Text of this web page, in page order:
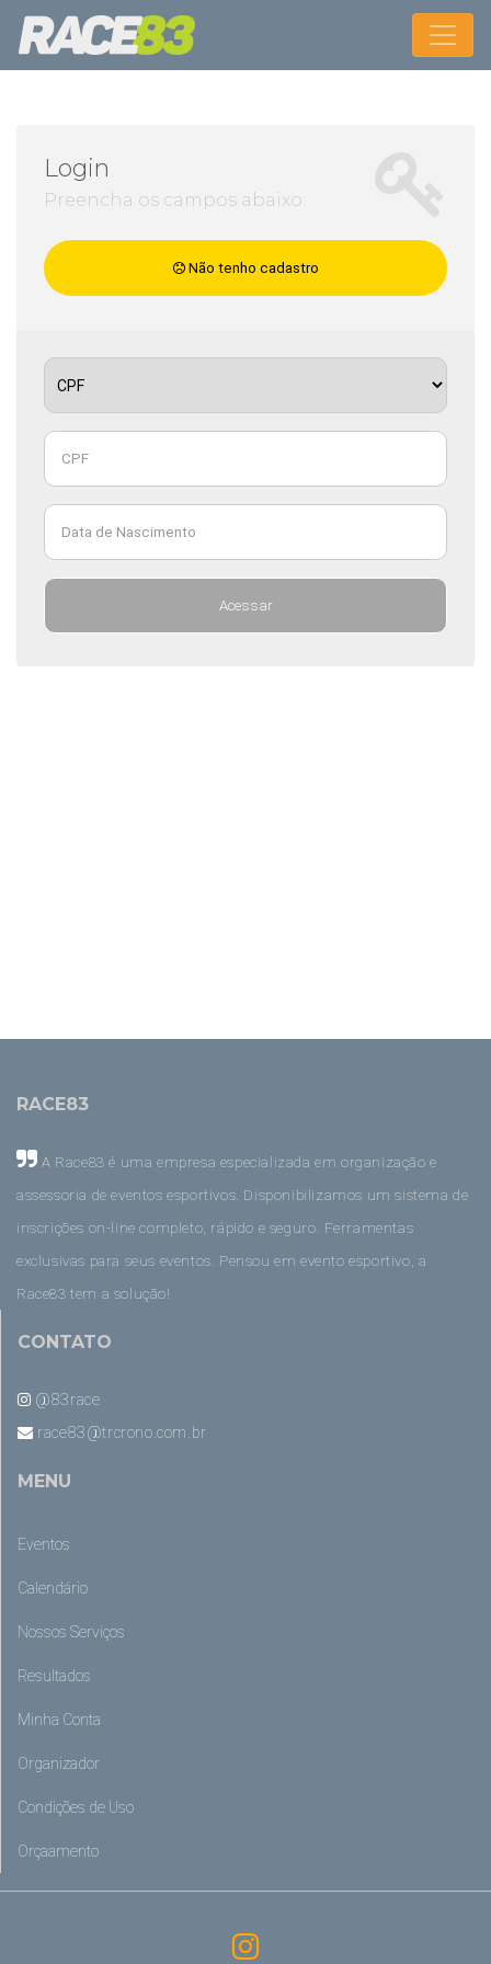
Login
Preencha os campos abaixo:
Não tenho cadastro
Acessar
RACE83
A Race83 é uma empresa especializada em organização e
assessoria de eventos esportivos. Disponibilizamos um sistema de
inscrições on-line completo, rápido e seguro. Ferramentas
exclusivas para seus eventos. Pensou em evento esportivo, a
Race83 tem a solução!
CONTATO
@83race
race83@trcrono.com.br
MENU
Eventos
Calendário
Nossos Serviços
Resultados
Minha Conta
Organizador
Condições de Uso
Orçaamento